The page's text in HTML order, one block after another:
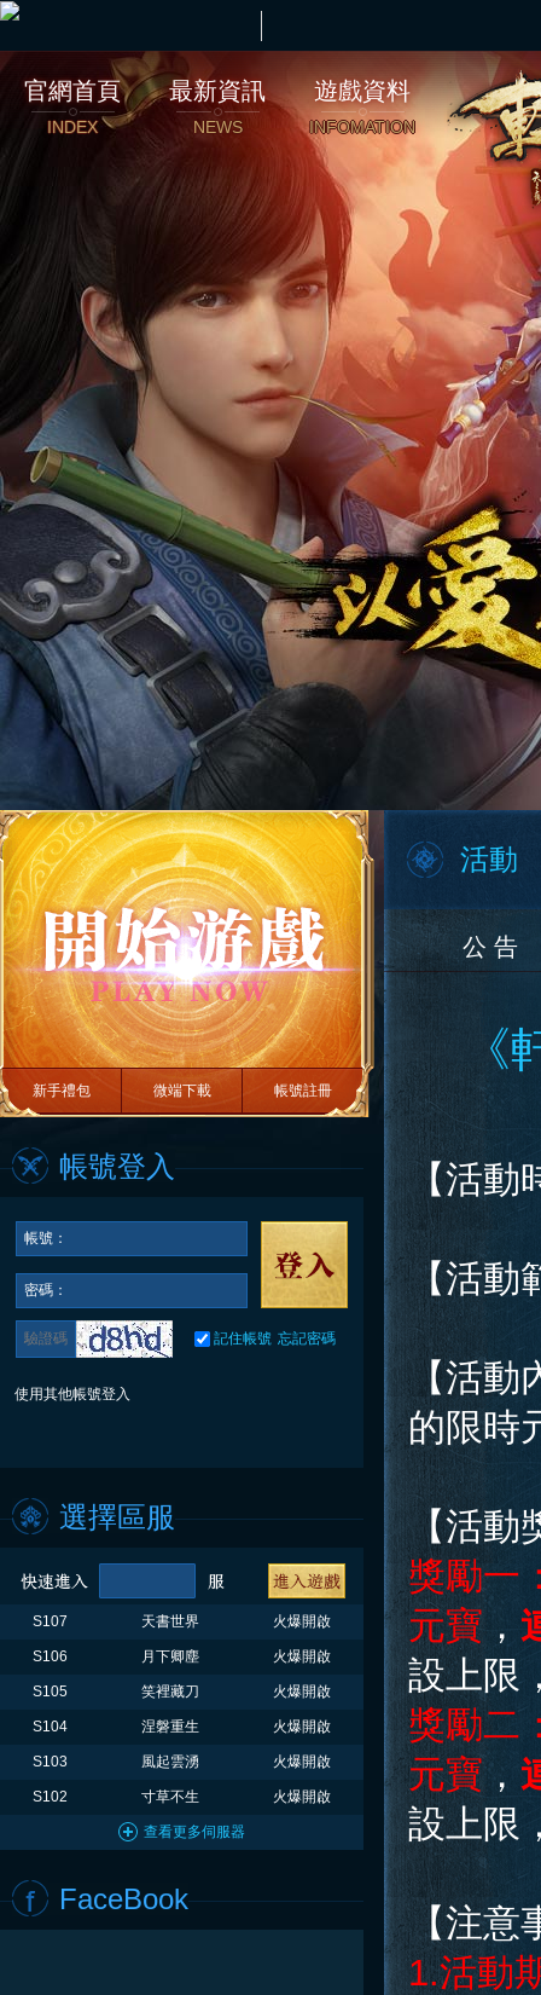
官網首頁
INDEX
最新資訊
NEWS
遊戲資料
INFOMATION
新手禮包 微端下載 帳號註冊
帳號登入
帳號：
密碼：
忘記密碼
記住帳號
使用其他帳號登入
選擇區服
S107 天書世界 火爆開啟
S106 月下卿塵 火爆開啟
S105 笑裡藏刀 火爆開啟
S104 涅磐重生 火爆開啟
S103 風起雲湧 火爆開啟
S102 寸草不生 火爆開啟
查看更多伺服器
FaceBook
活動
公 告
【活動
【活動
【活動
的限時
【活動
獎勵一
元寶 ，
設上限
獎勵二
元寶，
設上限
【注意
1.活動